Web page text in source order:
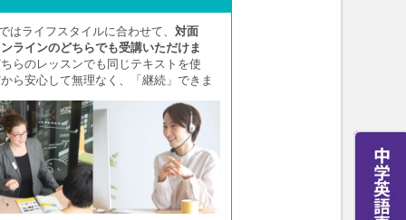
はライフスタイルに合わせて、 対面
ラインのどちらでも受講いただけま
らのレッスンでも同じテキストを使
ら安心して無理なく、「継続」できま